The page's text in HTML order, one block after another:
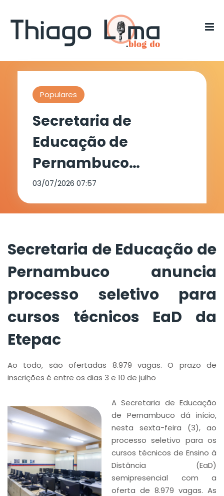
Populares
Secretaria de
Educação de
Pernambuco
anuncia processo
seletivo para cursos
Etepac
03/07/2026 07:57
Secretaria de Educação de
Pernambuco anuncia
processo seletivo para
cursos técnicos EaD da
Etepac
Ao todo, são ofertadas 8.979 vagas. O prazo de
inscrições é entre os dias 3 e 10 de julho
A Secretaria de Educação
de Pernambuco dá início,
nesta sexta-feira (3), ao
processo seletivo para os
cursos técnicos de Ensino à
Distância (EaD)
semipresencial com a
oferta de 8.979 vagas. As